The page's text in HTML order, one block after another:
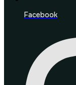
Facebook